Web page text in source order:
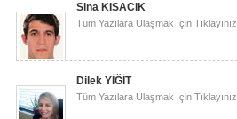
Sina KISACIK
Tüm Yazılara Ulaşmak İçin Tıklayınız.
Dilek YİĞİT
Tüm Yazılara Ulaşmak İçin Tıklayınız.